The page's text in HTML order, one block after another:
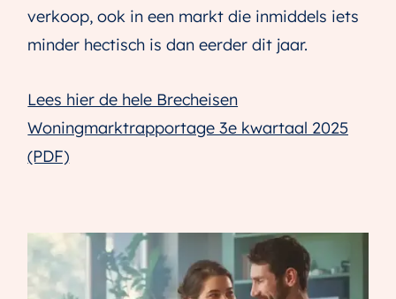
verkoop, ook in een markt die inmiddels iets
minder hectisch is dan eerder dit jaar.
Lees hier de hele Brecheisen
Woningmarktrapportage 3e kwartaal 2025
(PDF)